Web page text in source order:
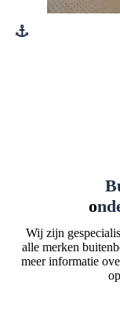
o
Wij zijn
alle merken
meer informatie